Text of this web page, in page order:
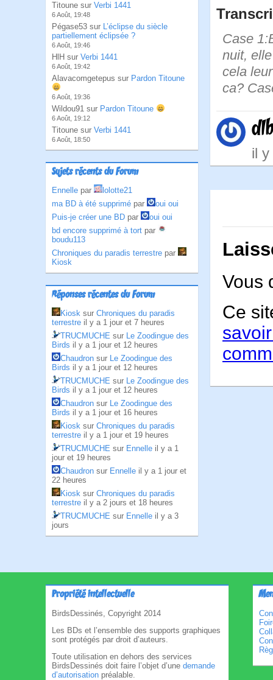
Titoune sur Verbi 1441
6 Août, 19:48
Pégase53 sur L’éclipse du siècle
partiellement éclipsée ?
6 Août, 19:46
HlH sur Verbi 1441
6 Août, 19:42
Alavacomgetepus sur Pardon Titoune
6 Août, 19:36
Wildou91 sur Pardon Titoune
6 Août, 19:12
Titoune sur Verbi 1441
6 Août, 18:50
Sujets récents du Forum
Ennelle par
lolotte21
ma BD à été supprimé par
oui oui
Puis-je créer une BD par
oui oui
bd encore supprimé à tort par
boudu113
Chroniques du paradis terrestre par
Kiosk
Réponses récentes du Forum
Kiosk sur Chroniques du paradis
terrestre il y a 1 jour et 7 heures
TRUCMUCHE sur Le Zoodingue des
Birds il y a 1 jour et 12 heures
Chaudron sur Le Zoodingue des
Birds il y a 1 jour et 12 heures
TRUCMUCHE sur Le Zoodingue des
Birds il y a 1 jour et 12 heures
Chaudron sur Le Zoodingue des
Birds il y a 1 jour et 16 heures
Kiosk sur Chroniques du paradis
terrestre il y a 1 jour et 19 heures
TRUCMUCHE sur Ennelle il y a 1
jour et 19 heures
Chaudron sur Ennelle il y a 1 jour et
22 heures
Kiosk sur Chroniques du paradis
terrestre il y a 2 jours et 18 heures
TRUCMUCHE sur Ennelle il y a 3
jours
Case
nuit,
cela
ca?
il y
Vous
Ce
Propriété intellectuelle
BirdsDessinés, Copyright 2014
Les BDs et l’ensemble des supports graphiques
sont protégés par droit d’auteurs.
Toute utilisation en dehors des services
BirdsDessinés doit faire l’objet d’une demande
d’autorisation préalable.